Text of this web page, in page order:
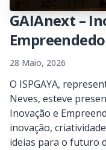
GAIAnext –
28 Maio, 2026
O ISPGAYA,
Neves, esteve
Inovação e
inovação,
ideias para o futuro